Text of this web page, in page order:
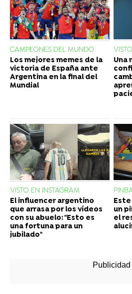
CAMPEONES DEL MUNDO
Los mejores memes de la
victoria de España ante
Argentina en la final del
Mundial
Una
VISTO EN INSTAGRAM
El influencer argentino
que arrasa por los vídeos
con su abuelo: "Esto es
una fortuna para un
jubilado"
Este
un
el